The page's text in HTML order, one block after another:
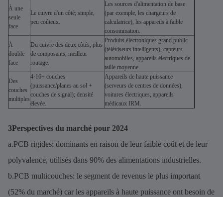
À une
seule
face
Le cuivre d'un côté; simple,
peu coûteux.
Les sources d'alimentation de base
(par exemple, les chargeurs de
calculatrice), les appareils à faible
consommation.
À
double
face
Du cuivre des deux côtés, plus
de composants, meilleur
routage.
Produits électroniques grand public
(téléviseurs intelligents), capteurs
automobiles, appareils électriques de
taille moyenne.
Des
couches
multiples
4·16+ couches
(puissance/planes au sol +
couches de signal); densité
élevée.
Appareils de haute puissance
(serveurs de centres de données),
voitures électriques, appareils
médicaux IRM.
3Perspectives du marché pour 2024
a.PCB rigides: dominants en raison de leur faible coût et de leur
polyvalence, utilisés dans 90% des alimentations industrielles.
b.PCB multicouches: le segment de revenus le plus important
(52% du marché) car les appareils à haute puissance ont besoin de